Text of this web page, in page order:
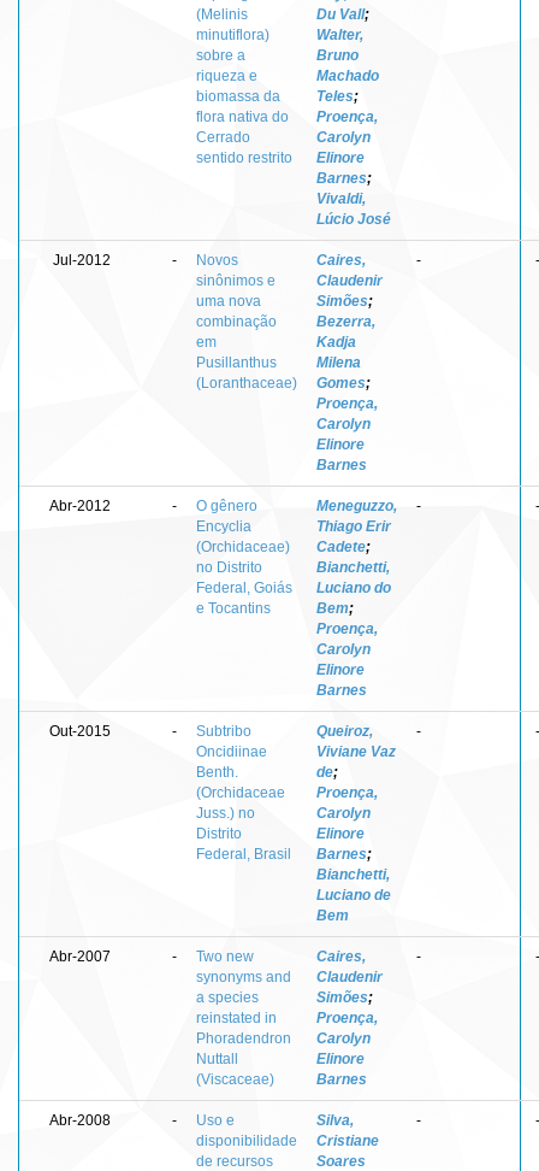
(Melinis
minutiflora)
sobre a
riqueza e
biomassa da
flora nativa do
Cerrado
sentido restrito
Du Vall;
Walter,
Bruno
Machado
Teles;
Proença,
Carolyn
Elinore
Barnes;
Vivaldi,
Lúcio José
Jul-2012 -
Novos
sinônimos e
uma nova
combinação
em
Pusillanthus
(Loranthaceae)
Caires,
Claudenir
Simões;
Bezerra,
Kadja
Milena
Gomes;
Proença,
Carolyn
Elinore
Barnes
- -
Abr-2012 -
O gênero
Encyclia
(Orchidaceae)
no Distrito
Federal, Goiás
e Tocantins
Meneguzzo,
Thiago Erir
Cadete;
Bianchetti,
Luciano do
Bem;
Proença,
Carolyn
Elinore
Barnes
- -
Out-2015 -
Subtribo
Oncidiinae
Benth.
(Orchidaceae
Juss.) no
Distrito
Federal, Brasil
Queiroz,
Viviane Vaz
de;
Proença,
Carolyn
Elinore
Barnes;
Bianchetti,
Luciano de
Bem
- -
Abr-2007 -
Two new
synonyms and
a species
reinstated in
Phoradendron
Nuttall
(Viscaceae)
Caires,
Claudenir
Simões;
Proença,
Carolyn
Elinore
Barnes
- -
Abr-2008 -
Uso e
disponibilidade
de recursos
Silva,
Cristiane
Soares
- -